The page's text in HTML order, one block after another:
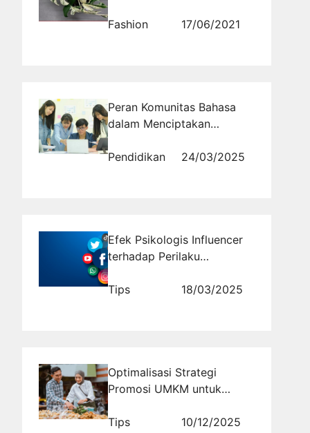
Fashion 17/06/2021
Peran Komunitas Bahasa
dalam Menciptakan
Pendidikan
24/03/2025
Efek Psikologis Influencer
terhadap Perilaku
Tips
18/03/2025
Optimalisasi Strategi
Promosi UMKM untuk
Bisnis yang Berkelanjutan
Tips 10/12/2025